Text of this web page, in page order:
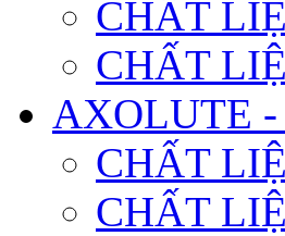
CHẤT
CHẤT
AXOLUTE
CHẤT
CHẤT